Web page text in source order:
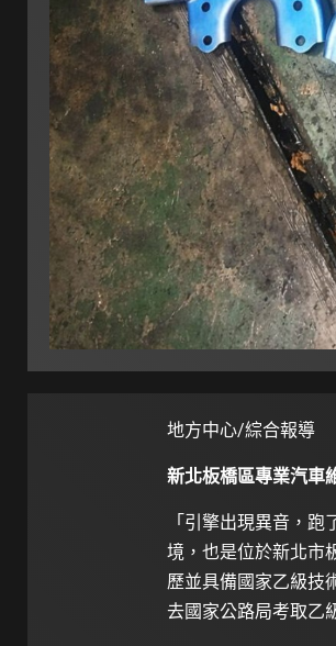
地方中心/綜合報導
新北板橋區專業汽車
「引擎出現異音，
境，也是位於新北市
歷並具備國家乙級技
去國家公路局考取乙